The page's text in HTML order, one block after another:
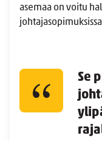
asemaa on voitu
Se